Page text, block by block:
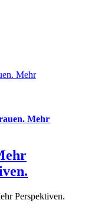
Mehr
Mehr
Perspektiven.